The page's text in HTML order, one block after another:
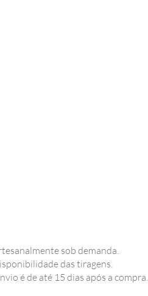
sob demanda.
das tiragens.
é de até 15 dias após a compra.